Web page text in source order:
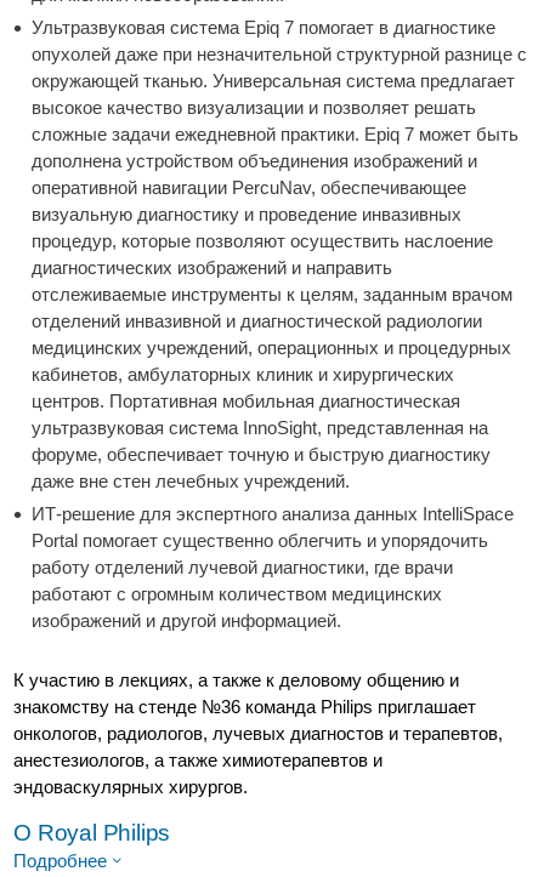
Ультразвуковая система Epiq 7 помогает в диагностике
опухолей даже при незначительной структурной разнице с
окружающей тканью. Универсальная система предлагает
высокое качество визуализации и позволяет решать
сложные задачи ежедневной практики. Epiq 7 может быть
дополнена устройством объединения изображений и
оперативной навигации PercuNav, обеспечивающее
визуальную диагностику и проведение инвазивных
процедур, которые позволяют осуществить наслоение
диагностических изображений и направить
отслеживаемые инструменты к целям, заданным врачом
отделений инвазивной и диагностической радиологии
медицинских учреждений, операционных и процедурных
кабинетов, амбулаторных клиник и хирургических
центров. Портативная мобильная диагностическая
ультразвуковая система InnoSight, представленная на
форуме, обеспечивает точную и быструю диагностику
даже вне стен лечебных учреждений.
ИТ-решение для экспертного анализа данных IntelliSpace
Portal помогает существенно облегчить и упорядочить
работу отделений лучевой диагностики, где врачи
работают с огромным количеством медицинских
изображений и другой информацией.
К участию в лекциях, а также к деловому общению и
знакомству на стенде №36 команда Philips приглашает
онкологов, радиологов, лучевых диагностов и терапевтов,
анестезиологов, а также химиотерапевтов и
эндоваскулярных хирургов.
O Royal Philips
Подробнее